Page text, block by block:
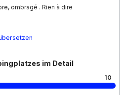
ombragé . Rien à dire
im Detail
10